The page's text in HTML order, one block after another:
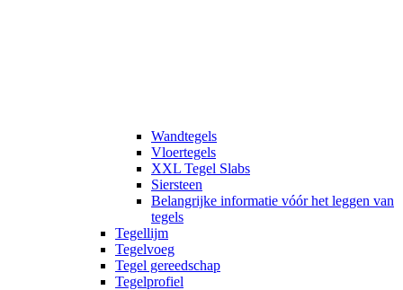
Wandtegels
Vloertegels
XXL Tegel Slabs
Siersteen
Belangrijke informatie vóór het leggen van
tegels
Tegellijm
Tegelvoeg
Tegel gereedschap
Tegelprofiel